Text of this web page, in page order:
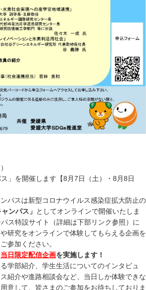
ス」を開催します【8月7日（土）・8月8日
パスは新型コロナウイルス感染症拡大防止の
ンパス」 としてオンラインで開催いたしま
ス特設サイト（詳細は下部リンク参照）に
研究をオンラインで体験してもらえる企画を
参加ください。
当日限定配信企画を実施します！
学部紹介、学生生活についてのインタビュ
紹介や進路相談会など、当日しか体験できな
意して、皆さまのご参加をお待ちしておりま